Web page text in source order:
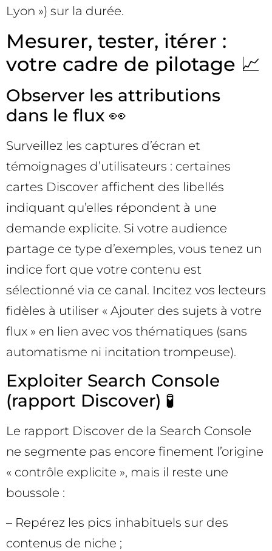
Lyon ») sur la durée.
Mesurer, tester, itérer :
votre cadre de pilotage 📈
Observer les attributions
dans le flux 👀
Surveillez les captures d’écran et
témoignages d’utilisateurs : certaines
cartes Discover affichent des libellés
indiquant qu’elles répondent à une
demande explicite. Si votre audience
partage ce type d’exemples, vous tenez un
indice fort que votre contenu est
sélectionné via ce canal. Incitez vos lecteurs
fidèles à utiliser « Ajouter des sujets à votre
flux » en lien avec vos thématiques (sans
automatisme ni incitation trompeuse).
Exploiter Search Console
(rapport Discover) 🧪
Le rapport Discover de la Search Console
ne segmente pas encore finement l’origine
« contrôle explicite », mais il reste une
boussole :
– Repérez les pics inhabituels sur des
contenus de niche ;